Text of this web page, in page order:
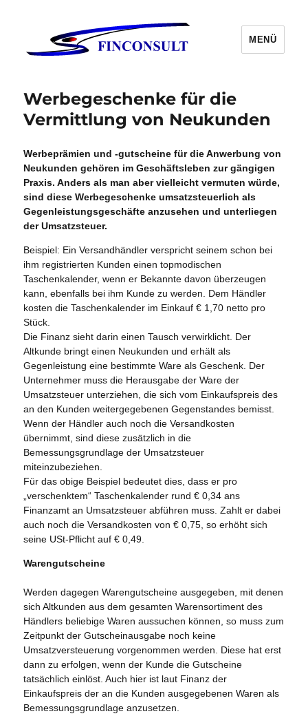
MENÜ
Werbegeschenke für die
Vermittlung von Neukunden
Werbeprämien und -gutscheine für die Anwerbung von
Neukunden gehören im Geschäftsleben zur gängigen
Praxis. Anders als man aber vielleicht vermuten würde,
sind diese Werbegeschenke umsatzsteuerlich als
Gegenleistungsgeschäfte anzusehen und unterliegen
der Umsatzsteuer.
Beispiel: Ein Versandhändler verspricht seinem schon bei
ihm registrierten Kunden einen topmodischen
Taschenkalender, wenn er Bekannte davon überzeugen
kann, ebenfalls bei ihm Kunde zu werden. Dem Händler
kosten die Taschenkalender im Einkauf € 1,70 netto pro
Stück.
Die Finanz sieht darin einen Tausch verwirklicht. Der
Altkunde bringt einen Neukunden und erhält als
Gegenleistung eine bestimmte Ware als Geschenk. Der
Unternehmer muss die Herausgabe der Ware der
Umsatzsteuer unterziehen, die sich vom Einkaufspreis des
an den Kunden weitergegebenen Gegenstandes bemisst.
Wenn der Händler auch noch die Versandkosten
übernimmt, sind diese zusätzlich in die
Bemessungsgrundlage der Umsatzsteuer
miteinzubeziehen.
Für das obige Beispiel bedeutet dies, dass er pro
„verschenktem“ Taschenkalender rund € 0,34 ans
Finanzamt an Umsatzsteuer abführen muss. Zahlt er dabei
auch noch die Versandkosten von € 0,75, so erhöht sich
seine USt-Pflicht auf € 0,49.
Warengutscheine
Werden dagegen Warengutscheine ausgegeben, mit denen
sich Altkunden aus dem gesamten Warensortiment des
Händlers beliebige Waren aussuchen können, so muss zum
Zeitpunkt der Gutscheinausgabe noch keine
Umsatzversteuerung vorgenommen werden. Diese hat erst
dann zu erfolgen, wenn der Kunde die Gutscheine
tatsächlich einlöst. Auch hier ist laut Finanz der
Einkaufspreis der an die Kunden ausgegebenen Waren als
Bemessungsgrundlage anzusetzen.